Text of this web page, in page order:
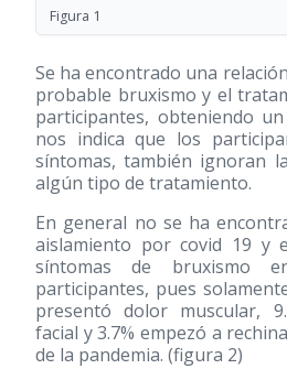
Figura 1
Se ha encontrado una
probable bruxismo y el
participantes, obteniendo
nos indica que los
síntomas, también ignoran
algún tipo de tratamiento.
En general no se ha
aislamiento por covid 19 y
síntomas de bruxismo
participantes, pues
presentó dolor muscular,
facial y 3.7% empezó a
de la pandemia. (figura 2)